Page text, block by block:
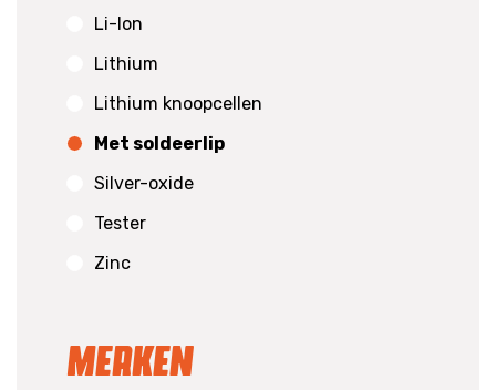
Li-Ion
Lithium
Lithium knoopcellen
Met soldeerlip
Silver-oxide
Tester
Zinc
Merken